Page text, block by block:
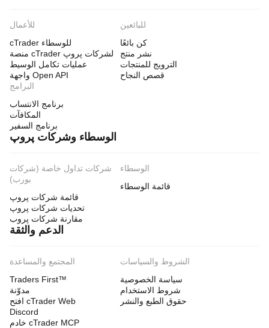
للأعمال
cTrader للوسطاء
منصة cTrader لشركات پروپ
عمليات تكامل الوسيط
واجهة Open API
للبائعين
كن بائعًا
نشر منتج
الترويج للمنتجات
قصص النجاح
البرامج
برنامج الانتساب
المكافآت
برنامج السفير
الوسطاء وشركات پروپ
شركات تداول خاصة (شركات
بورب)
قائمة شركات پروپ
تحديات شركات پروپ
مقارنة شركات پروب
الوسطاء
قائمة الوسطاء
الدعم والثقة
المجتمع والمساعدة
Traders First™
مدوّنة
افتح cTrader Web
Discord
خادم cTrader MCP
الشروط والسياسات
سياسة الخصوصية
شروط الاستخدام
حقوق الطبع والنشر